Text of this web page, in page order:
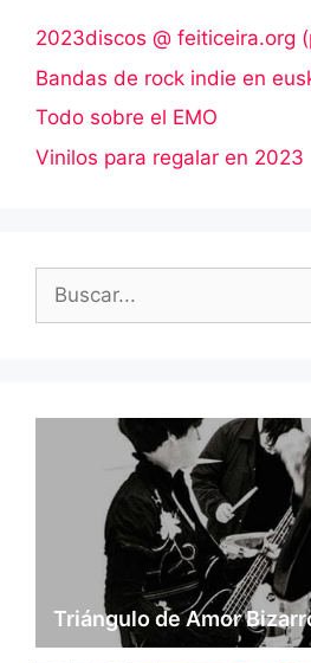
2023discos @ feiticeira.org
Bandas de rock indie en
Todo sobre el EMO
Vinilos para regalar en 2023
Triángulo de Amor